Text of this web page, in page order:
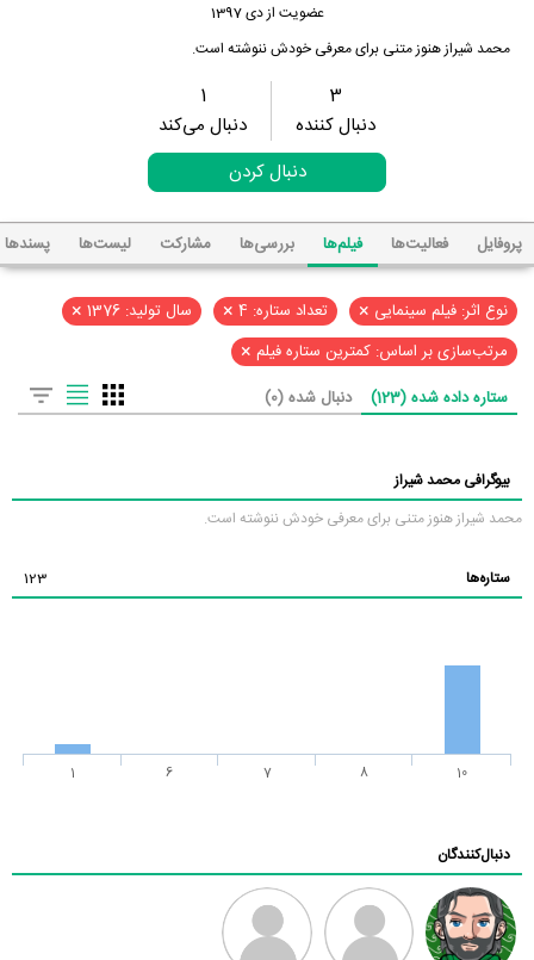
عضویت از دی 1397
محمد شیراز هنوز متنی برای معرفی خودش ننوشته است.
3
دنبال کننده
1
دنبال می‌کند
دنبال کردن
پروفایل فعالیت‌ها فیلم‌ها بررسی‌ها مشارکت لیست‌ها پسند‌ها
نوع اثر: فیلم سینمایی × تعداد ستاره: 4 × سال تولید: 1376 ×
مرتب‌سازی بر اساس: کمترین ستاره فیلم ×
ستاره داده شده (123) دنبال شده (0)
بیوگرافی محمد شیراز
محمد شیراز هنوز متنی برای معرفی خودش ننوشته است.
ستاره‌ها 123
1 6 7 8 10
دنبال‌کنندگان